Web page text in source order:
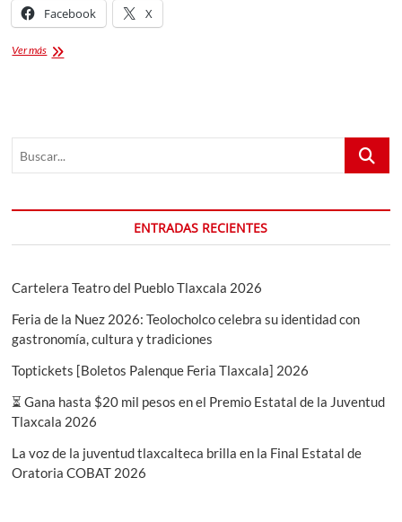
Facebook X
Ver másRemmy
Feria
2024
Buscar...
ENTRADAS RECIENTES
Cartelera Teatro del Pueblo Tlaxcala 2026
Feria de la Nuez 2026: Teolocholco celebra su identidad con
gastronomía, cultura y tradiciones
Toptickets [Boletos Palenque Feria Tlaxcala] 2026
⏳ Gana hasta $20 mil pesos en el Premio Estatal de la Juventud
Tlaxcala 2026
La voz de la juventud tlaxcalteca brilla en la Final Estatal de
Oratoria COBAT 2026